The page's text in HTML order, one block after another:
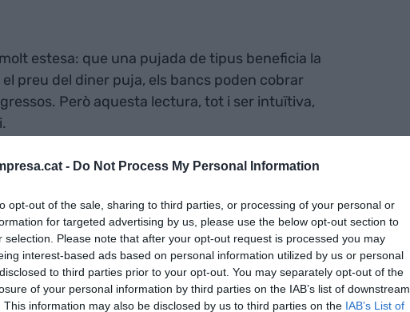
- Do Not Process My Personal Information
opt-out of the sale, sharing to third parties, or processing of your personal or
for targeted advertising by us, please use the below opt-out section to
selection. Please note that after your opt-out request is processed you may
interest-based ads based on personal information utilized by us or personal
to third parties prior to your opt-out. You may separately opt-out of the
of your personal information by third parties on the IAB’s list of downstream
This information may also be disclosed by us to third parties on the IAB’s List of
estesa: que una pujada de tipus beneficia la
preu del diner puja, els bancs poden cobrar
Però aquesta lectura, tot i ser intuïtiva,
del diner, sinó també del volum d'activitat, la
i la liquiditat. I és aquí on una pujada de
de semblar un avantatge clar.
el benefici de la banca espanyola el